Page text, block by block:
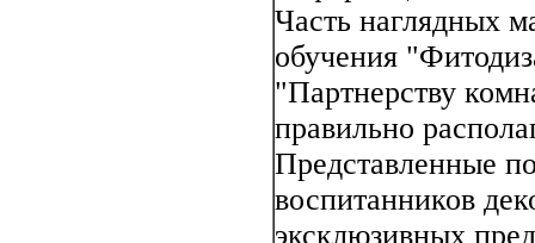
Часть наглядных
обучения
"Партнерству
правильно
Представленные
воспитанников
эксклюзивных